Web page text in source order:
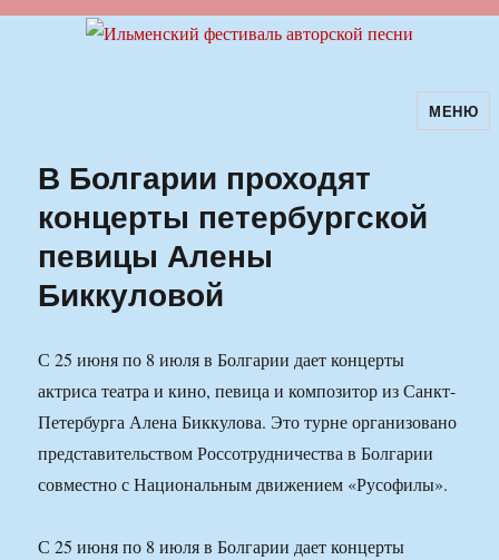
Ильменский фестиваль авторскойМЕНЮ
В Болгарии проходят
концерты петербургской
певицы Алены
Биккуловой
С 25 июня по 8 июля в Болгарии дает концерты
актриса театра и кино, певица и композитор из Санкт-
Петербурга Алена Биккулова. Это турне организовано
представительством Россотрудничества в Болгарии
совместно с Национальным движением «Русофилы».
С 25 июня по 8 июля в Болгарии дает концерты